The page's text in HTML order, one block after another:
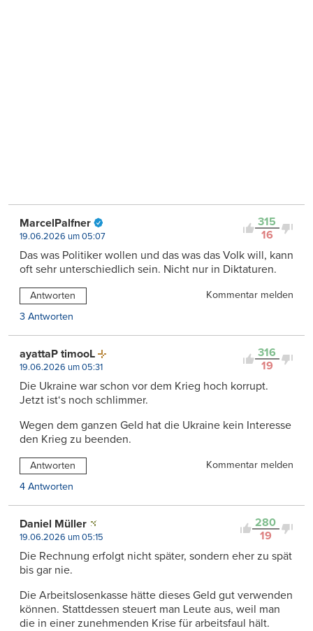
315
16
MarcelPalfner
19.06.2026 um 05:07
Das was Politiker wollen und das was das Volk will, kann
oft sehr unterschiedlich sein. Nicht nur in Diktaturen.
Antworten
Kommentar melden
3 Antworten
316
19
ayattaP timooL
19.06.2026 um 05:31
Die Ukraine war schon vor dem Krieg hoch korrupt.
Jetzt ist‘s noch schlimmer.
Wegen dem ganzen Geld hat die Ukraine kein Interesse
den Krieg zu beenden.
Antworten
Kommentar melden
4 Antworten
280
19
Daniel Müller
19.06.2026 um 05:15
Die Rechnung erfolgt nicht später, sondern eher zu spät
bis gar nie.
Die Arbeitslosenkasse hätte dieses Geld gut verwenden
können. Stattdessen steuert man Leute aus, weil man
die in einer zunehmenden Krise für arbeitsfaul hält.